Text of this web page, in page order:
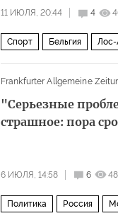
11 ИЮЛЯ, 20:44 4
Спорт Бельгия Лос-
Frankfurter Allgemeine
"Серьезные
страшное: пора
6 ИЮЛЯ, 14:58 6
Политика Россия